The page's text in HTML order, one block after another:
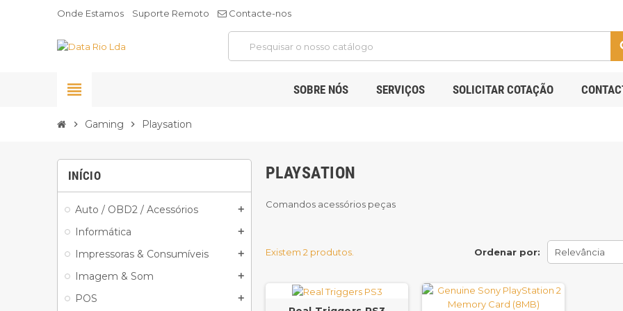
Onde Estamos Suporte Remoto Contacte-nos
view_headline SOBRE NÓS SERVIÇOS SOLICITAR COTAÇÃO
chevron_right Gaming chevron_right Playsation
INÍCIO
Auto / OBD2 / Acessórios add
Informática add
Impressoras & Consumíveis add
Imagem & Som add
POS add
PLAYSATION
Comandos acessórios peças
Ordenar por: Relevância
Existem 2 produtos.